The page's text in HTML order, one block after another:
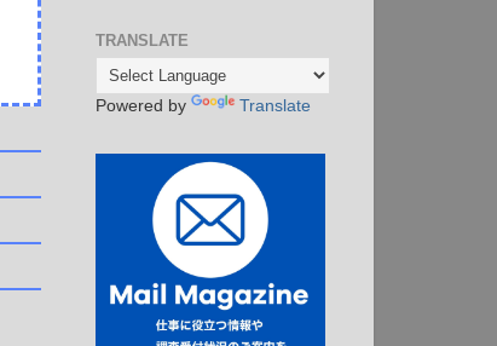
TRANSLATE
Powered by Translate